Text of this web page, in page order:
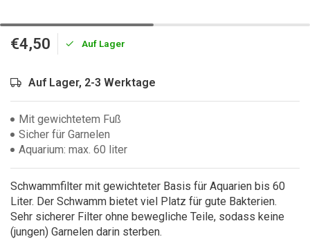
€4,50 Auf Lager
Auf Lager, 2-3 Werktage
Mit gewichtetem Fuß
Sicher für Garnelen
Aquarium: max. 60 liter
Schwammfilter mit gewichteter Basis für Aquarien bis 60
Liter. Der Schwamm bietet viel Platz für gute Bakterien.
Sehr sicherer Filter ohne bewegliche Teile, sodass keine
(jungen) Garnelen darin sterben.